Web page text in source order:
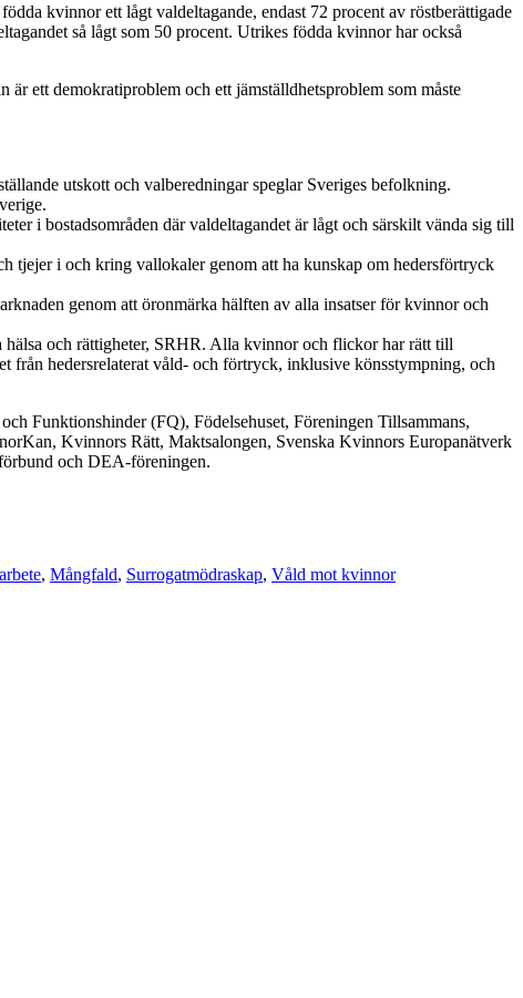
kvinnor ett lågt valdeltagande, endast 72 procent av röstberättigade
så lågt som 50 procent. Utrikes födda kvinnor har också
ett demokratiproblem och ett jämställdhetsproblem som måste
utskott och valberedningar speglar Sveriges befolkning.
i bostadsområden där valdeltagandet är lågt och särskilt vända sig till
tjejer i och kring vallokaler genom att ha kunskap om hedersförtryck
genom att öronmärka hälften av alla insatser för kvinnor och
hälsa och rättigheter, SRHR. Alla kvinnor och flickor har rätt till
från hedersrelaterat våld- och förtryck, inklusive könsstympning, och
Funktionshinder (FQ), Födelsehuset, Föreningen Tillsammans,
Kvinnors Rätt, Maktsalongen, Svenska Kvinnors Europanätverk
och DEA-föreningen.
, Mångfald, Surrogatmödraskap, Våld mot kvinnor